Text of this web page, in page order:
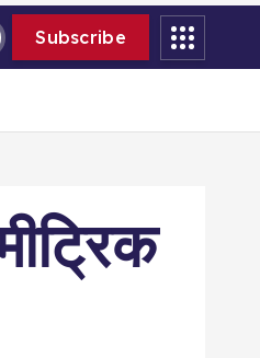
Subscribe